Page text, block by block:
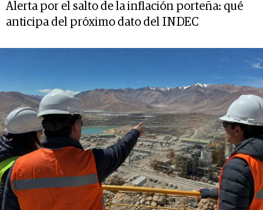
Alerta por el salto de la inflación porteña: qué
anticipa del próximo dato del INDEC